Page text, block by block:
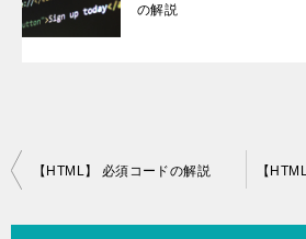
の解説
投
【HTML】 必須コードの解説